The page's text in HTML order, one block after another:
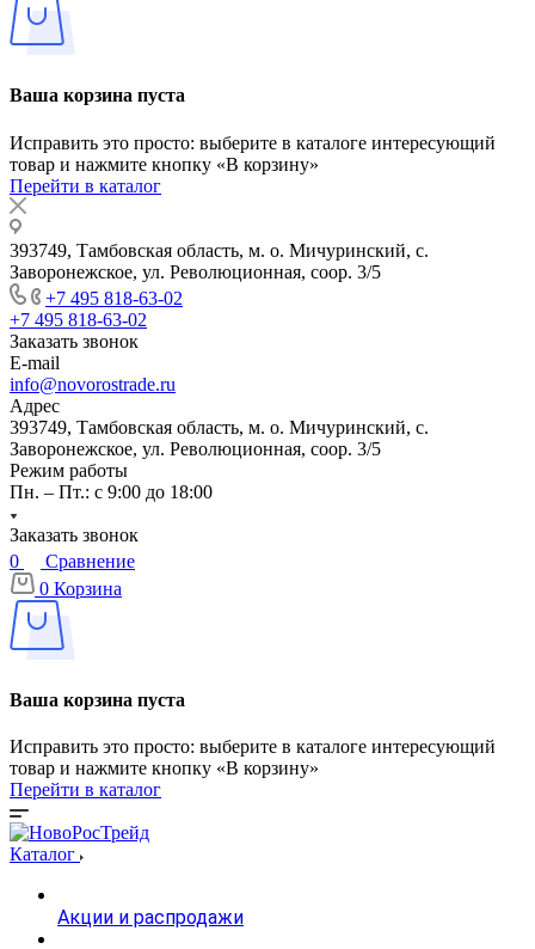
Ваша корзина пуста
Исправить это просто: выберите в каталоге интересующий
товар и нажмите кнопку «В корзину»
Перейти в каталог
393749, Тамбовская область, м. о. Мичуринский, с.
Заворонежское, ул. Революционная, соор. 3/5
+7 495 818-63-02
+7 495 818-63-02
Заказать звонок
E-mail
info@novorostrade.ru
Адрес
393749, Тамбовская область, м. о. Мичуринский, с.
Заворонежское, ул. Революционная, соор. 3/5
Режим работы
Пн. – Пт.: с 9:00 до 18:00
Заказать звонок
0
Сравнение
0 Корзина
Ваша корзина пуста
Исправить это просто: выберите в каталоге интересующий
товар и нажмите кнопку «В корзину»
Перейти в каталог
Каталог
Акции и распродажи